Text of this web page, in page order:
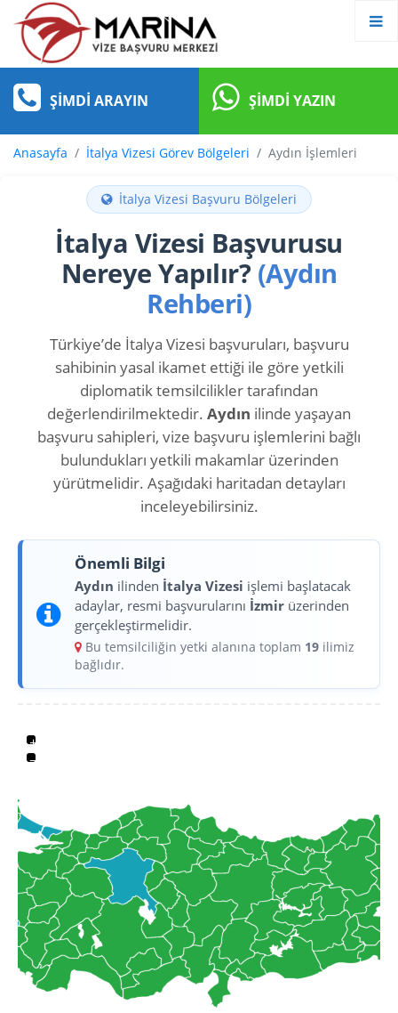
ŞIMDI ARAYIN ŞIMDI YAZIN
Anasayfa İtalya Vizesi Görev Bölgeleri Aydın İşlemleri
İtalya Vizesi Başvuru Bölgeleri
İtalya Vizesi Başvurusu
Nereye Yapılır? (Aydın
Rehberi)
Türkiye’de İtalya Vizesi başvuruları, başvuru
sahibinin yasal ikamet ettiği ile göre yetkili
diplomatik temsilcilikler tarafından
değerlendirilmektedir. Aydın ilinde yaşayan
başvuru sahipleri, vize başvuru işlemlerini bağlı
bulundukları yetkili makamlar üzerinden
yürütmelidir. Aşağıdaki haritadan detayları
inceleyebilirsiniz.
Önemli Bilgi
Aydın ilinden İtalya Vizesi işlemi başlatacak
adaylar, resmi başvurularını İzmir üzerinden
gerçekleştirmelidir.
Bu temsilciliğin yetki alanına toplam 19 ilimiz
bağlıdır.
+
−